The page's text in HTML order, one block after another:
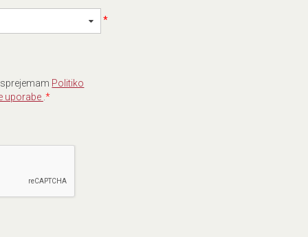
*
Politiko
uporabe *